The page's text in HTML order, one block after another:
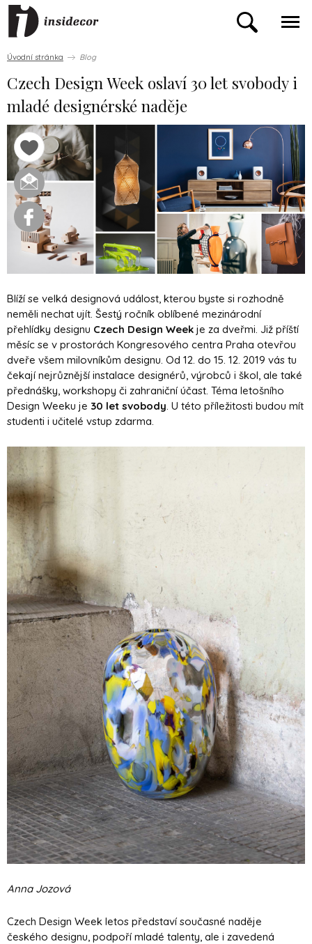
Úvodní stránka Blog
Czech Design Week oslaví 30 let svobody i
mladé designérské naděje
Blíží se velká designová událost, kterou byste si rozhodně
neměli nechat ujít. Šestý ročník oblíbené mezinárodní
přehlídky designu Czech Design Week je za dveřmi. Již příští
měsíc se v prostorách Kongresového centra Praha otevřou
dveře všem milovníkům designu. Od 12. do 15. 12. 2019 vás tu
čekají nejrůznější instalace designérů, výrobců i škol, ale také
přednášky, workshopy či zahraniční účast. Téma letošního
Design Weeku je 30 let svobody. U této příležitosti budou mít
studenti i učitelé vstup zdarma.
Anna Jozová
Czech Design Week letos představí současné naděje
českého designu, podpoří mladé talenty, ale i zavedená